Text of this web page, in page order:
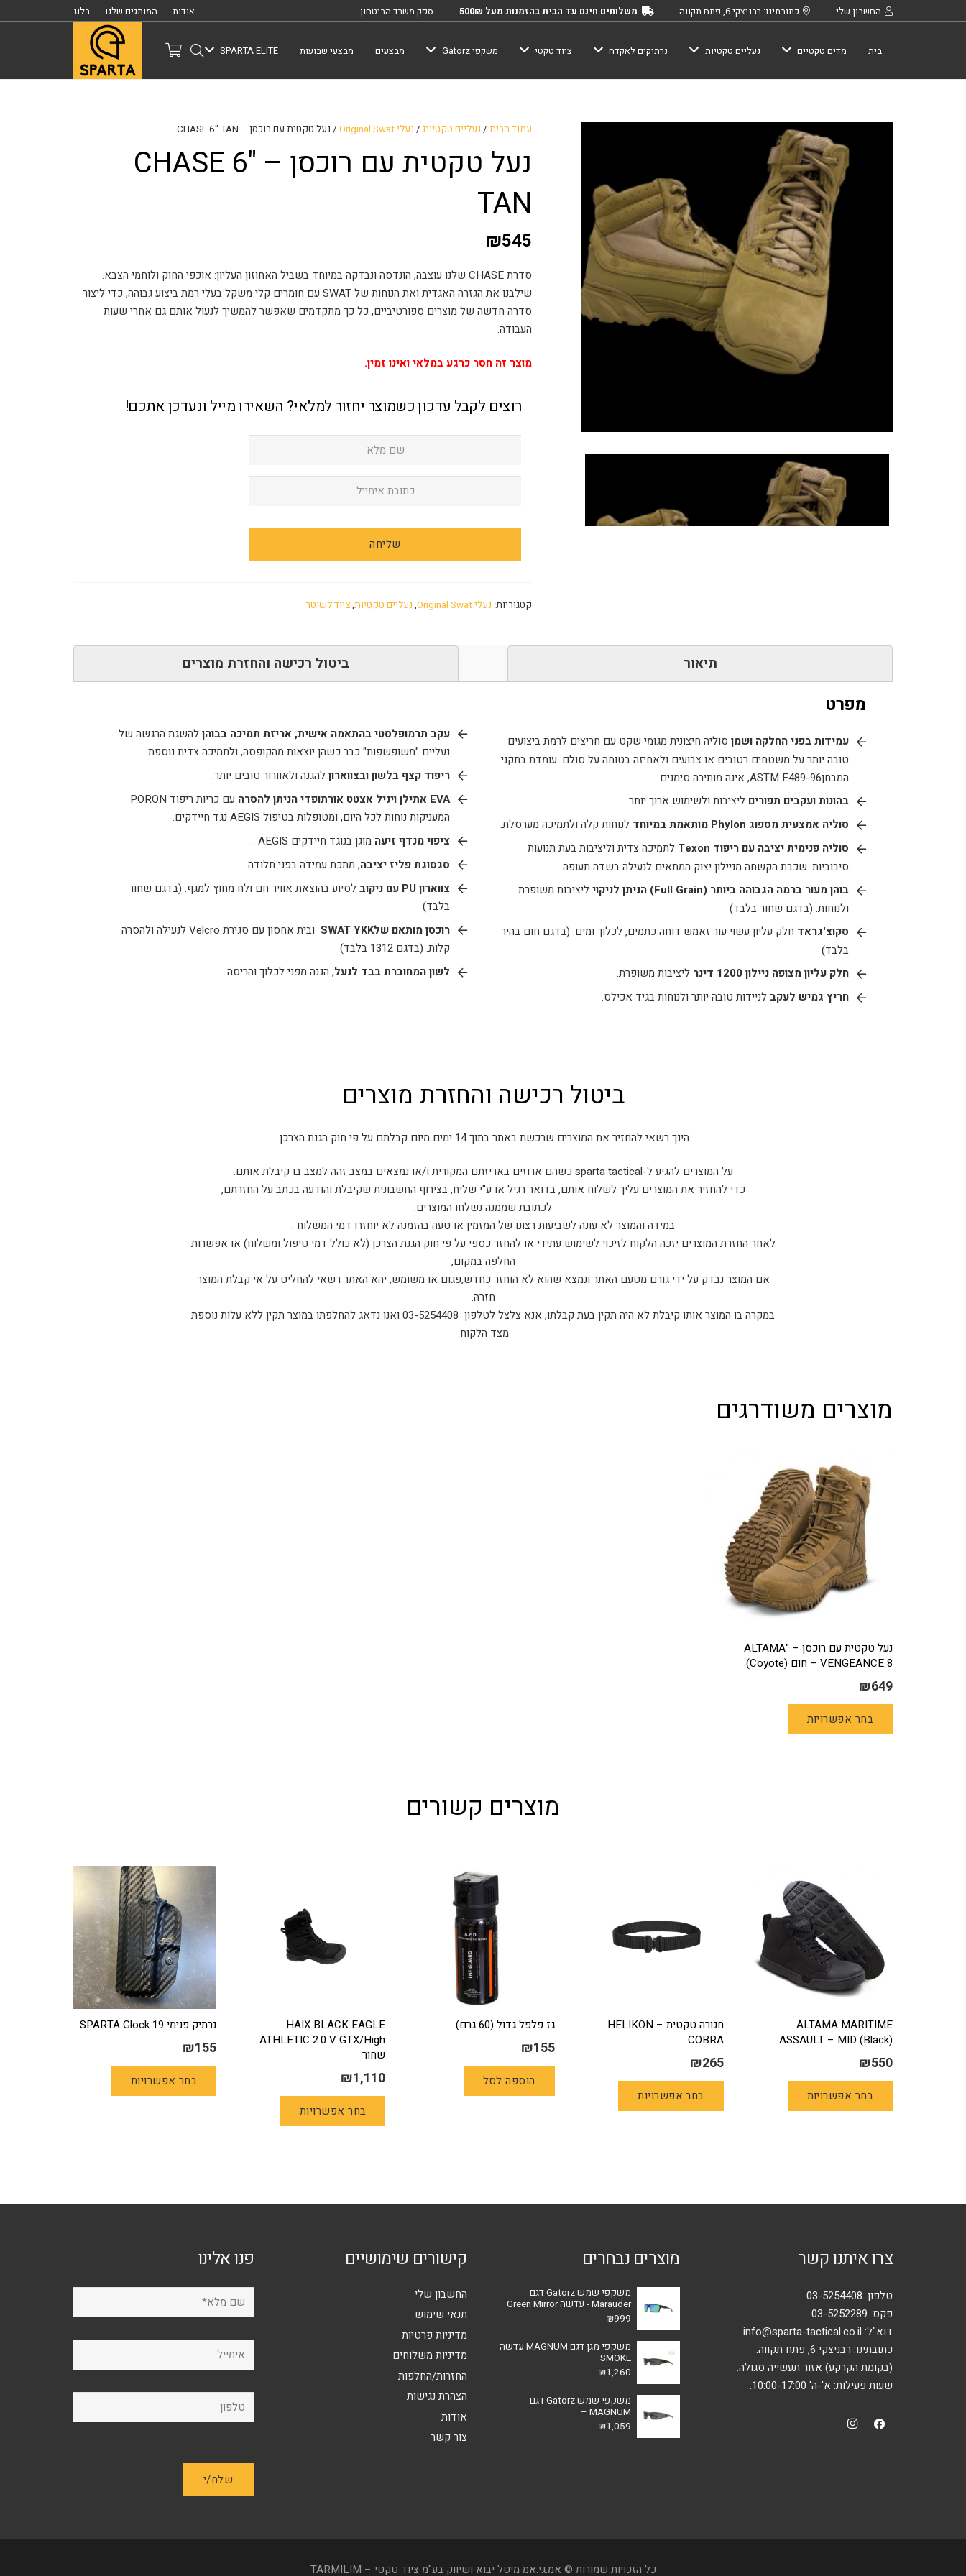
החשבון שלי כתובתינו: רבניצקי 6, פתח תקווה משלוחים חינם עד הבית בהזמנות מעל 500₪ ספק משרד הביטחון אודות המותגים שלנו בלוג
בית מדים טקטיים נעליים טקטיות נרתיקים לאקדח ציוד טקטי משקפי Gatorz מבצעים מבצעי שבועות SPARTA ELITE
עמוד הבית/ נעליים טקטיות/ נעלי Original Swat / נעל טקטית עם רוכסן – CHASE 6" TAN
נעל טקטית עם רוכסן – CHASE 6"
TAN
₪545
סדרת CHASE שלנו עוצבה, הונדסה ונבדקה במיוחד בשביל האחוזון העליון: אוכפי החוק ולוחמי הצבא.
שילבנו את הגזרה האגדית ואת הנוחות של SWAT עם חומרים קלי משקל בעלי רמת ביצוע גבוהה, כדי ליצור
סדרה חדשה של מוצרים ספורטיביים, כל כך מתקדמים שאפשר להמשיך לנעול אותם גם אחרי שעות
העבודה.
מוצר זה חסר כרגע במלאי ואינו זמין.
רוצים לקבל עדכון כשמוצר יחזור למלאי? השאירו מייל ונעדכן אתכם!
קטגוריות: נעלי Original Swat , נעליים טקטיות,ציוד לשוטר
תיאור ביטול רכישה והחזרת מוצרים
מפרט
עמידות בפני החלקה ושמן סוליה חיצונית מגומי שקט עם חריצים לרמת ביצועים
טובה יותר על משטחים רטובים או צבועים ולאחיזה בטוחה על סולם. עומדת בתקני
המבחןASTM F489-96, אינה מותירה סימנים.
בהונות ועקבים תפוריםליציבות ולשימוש ארוך יותר.
סוליה אמצעית מספוג Phylon מותאמת במיוחדלנוחות קלה ולתמיכה מערסלת.
סוליה פנימית יציבה עם ריפוד Texon לתמיכה צדית וליציבות בעת תנועות
סיבוביות. שכבת הקשחה מניילון יצוק המתאים לנעילה בשדה תעופה.
בוהן מעור ברמה הגבוהה ביותר (Full Grain) הניתן לניקויליציבות משופרת
ולנוחות. (בדגם שחור בלבד)
סקוצ'גראד חלק עליון עשוי עור זאמש דוחה כתמים, לכלוך ומים. (בדגם חום בהיר
בלבד)
חלק עליון מצופה ניילון 1200 דינר
ליציבות משופרת.
חריץ גמיש לעקבלניידות טובה יותר ולנוחות בגיד אכילס.
עקב תרמופלסטי בהתאמה אישית, אריזת תמיכה בבוהןלהשגת הרגשה של
נעליים "משופשפות" כבר כשהן יוצאות מהקופסה, ולתמיכה צדית נוספת.
ריפוד קצף בלשון ובצווארוןלהגנה ולאוורור טובים יותר.
EVA אתילן ויניל אצטט אורתופדי הניתן להסרה
עם כריות ריפוד PORON
המעניקות נוחות לכל היום, ומטופלות בטיפול AEGIS נגד חיידקים.
ציפוי מנדף זיעה מוגן בנוגד חיידקים AEGIS .
סגסוגת פליז יציבה, מתכת עמידה בפני חלודה.
צווארוןPU עם ניקובלסיוע בהוצאת אוויר חם ולח מחוץ למגף. (בדגם שחור
בלבד)
רוכסן מותאם שלSWAT YKK
ובית אחסון עם סגירת Velcro לנעילה ולהסרה
קלות. (בדגם 1312 בלבד)
לשון המחוברת בבד לנעל, הגנה מפני לכלוך והריסה.
ביטול רכישה והחזרת מוצרים
הינך רשאי להחזיר את המוצרים שרכשת באתר בתוך 14 ימים מיום קבלתם על פי חוק הגנת הצרכן.
על המוצרים להגיע ל-sparta tactical כשהם ארוזים באריזתם המקורית ו/או נמצאים במצב זהה למצב בו קיבלת אותם.
כדי להחזיר את המוצרים עליך לשלוח אותם, בדואר רגיל או ע"י שליח, בצירוף החשבונית שקיבלת והודעה בכתב על החזרתם,
לכתובת שממנה נשלחו המוצרים.
במידה והמוצר לא עונה לשביעות רצונו של המזמין או טעה בהזמנה לא יוחזרו דמי המשלוח .
לאחר החזרת המוצרים יזכה הלקוח לזיכוי לשימוש עתידי או להחזר כספי על פי חוק הגנת הצרכן (לא כולל דמי טיפול ומשלוח) או אפשרות
החלפה במקום,
אם המוצר נבדק על ידי גורם מטעם האתר ונמצא שהוא לא הוחזר כחדש,פגום או משומש, יהא האתר רשאי להחליט על אי קבלת המוצר
חזרה.
במקרה בו המוצר אותו קיבלת לא היה תקין בעת קבלתו, אנא צלצל לטלפון 03-5254408 ואנו נדאג להחלפתו במוצר תקין ללא עלות נוספת
מצד הלקוח.
מוצרים משודרגים
נעל טקטית עם רוכסן – "ALTAMA
VENGEANCE 8 – חום (Coyote)
₪649
בחר אפשרויות
מוצרים קשורים
ALTAMA MARITIME
ASSAULT – MID (Black)
₪550
בחר אפשרויות
את
חגורה טקטית HELIKON –
COBRA
₪265
בחר אפשרויות
את
המוצר
גז פלפל גדול (60 גרם)
₪155
הוספה לסל
HAIX BLACK EAGLE
ATHLETIC 2.0 V GTX/High
שחור
₪1,110
בחר אפשרויות
לבחור
בעמוד
נרתיק פנימי 19 SPARTA Glock
₪155
בחר אפשרויות
האפשרויות
צרו איתנו קשר
טלפון: 03-5254408
פקס: 03-5252289
דוא"ל: info@sparta-tactical.co.il
כתובתינו: רבניצקי 6, פתח תקווה.
(בקומת הקרקע) אזור תעשייה סגולה.
שעות פעילות: א'-ה' 10:00-17:00.
מוצרים נבחרים
משקפי שמש Gatorz דגם
Marauder - עדשה Green Mirror
₪999
משקפי מגן דגם MAGNUM עדשה
SMOKE
₪1,260
משקפי שמש Gatorz דגם
MAGNUM –
₪1,059
קישורים שימושיים
החשבון שלי
תנאי שימוש
מדיניות פרטיות
מדיניות משלוחים
החזרות/החלפות
הצהרת נגישות
אודות
צור קשר
פנו אלינו
כל הזכויות שמורות © אמ.גי.אמ מיטל יבוא ושיווק בע"מ ציוד טקטי – TARMILIM